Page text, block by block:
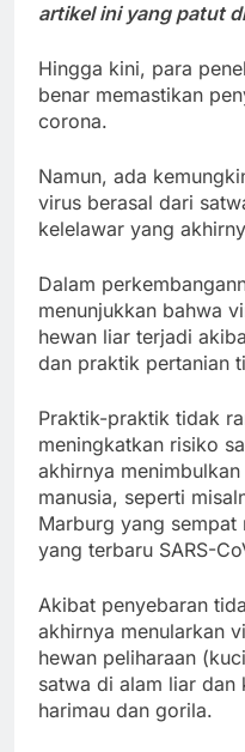
artikel ini yang patut
Hingga kini, para
benar memastikan
corona.
Namun, ada
virus berasal dari
kelelawar yang
Dalam
menunjukkan bahwa
hewan liar terjadi
dan praktik pertanian
Praktik-praktik tidak
meningkatkan risiko
akhirnya
manusia, seperti
Marburg yang sempat
yang terbaru SARS-
Akibat penyebaran
akhirnya menularkan
hewan peliharaan
satwa di alam liar dan
harimau dan gorila.